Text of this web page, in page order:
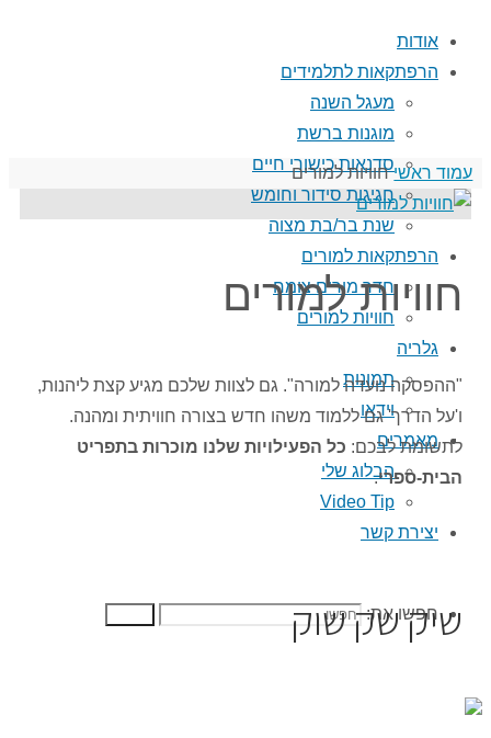
אודות
הרפתקאות לתלמידים
מעגל השנה
מוגנות ברשת
סדנאות כישורי חיים
חגיגות סידור וחומש
שנת בר/בת מצוה
הרפתקאות למורים
חדר מורים צומח
חוויות למורים
גלריה
תמונות
וידאו
מאמרים
הבלוג שלי
Video Tip
יצירת קשר
חפשו את:
עמוד ראשי חוויות למורים
חוויות למורים
"ההפסקה נועדה למורה". גם לצוות שלכם מגיע קצת ליהנות,
ו'על הדרך' גם ללמוד משהו חדש בצורה חוויתית ומהנה.
לתשומת לבכם: כל הפעילויות שלנו מוכרות בתפריט
הבית-ספרי.
שיק שק שוק